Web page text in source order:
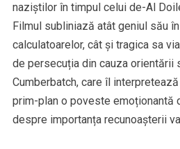
naziștilor în timpul celui de-Al
Filmul subliniază atât geniul său
calculatoarelor, cât și tragica sa
de persecuția din cauza orientării
Cumberbatch, care îl
prim-plan o poveste emoționantă
despre importanța recunoașterii